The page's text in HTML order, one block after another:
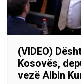
(VIDEO)
Kosovës,
vezë Albin